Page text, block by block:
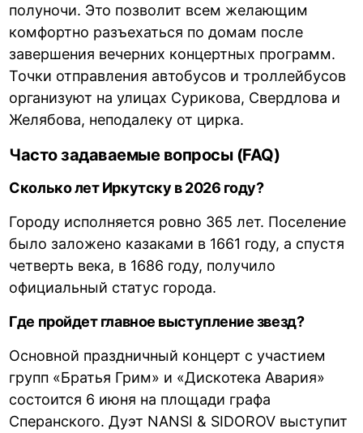
полуночи. Это позволит всем желающим
комфортно разъехаться по домам после
завершения вечерних концертных программ.
Точки отправления автобусов и троллейбусов
организуют на улицах Сурикова, Свердлова и
Желябова, неподалеку от цирка.
Часто задаваемые вопросы (FAQ)
Сколько лет Иркутску в 2026 году?
Городу исполняется ровно 365 лет. Поселение
было заложено казаками в 1661 году, а спустя
четверть века, в 1686 году, получило
официальный статус города.
Где пройдет главное выступление звезд?
Основной праздничный концерт с участием
групп «Братья Грим» и «Дискотека Авария»
состоится 6 июня на площади графа
Сперанского. Дуэт NANSI & SIDOROV выступит